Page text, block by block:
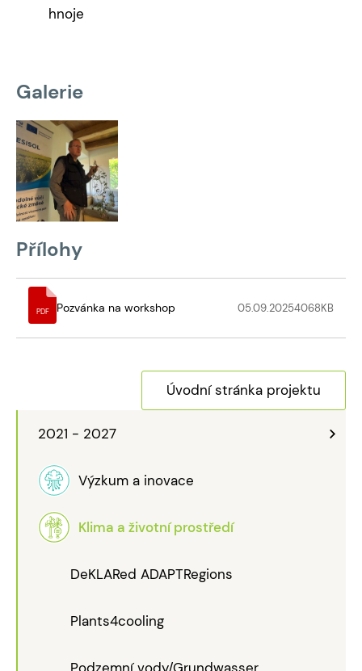
2021 - 2027
Výzkum a inovace
Klima a životní prostředí
DeKLARed ADAPTRegions
Plants4cooling
hnoje
Galerie
Přílohy
PDF Pozvánka na workshop 05.09.20254068KB
Úvodní stránka projektu